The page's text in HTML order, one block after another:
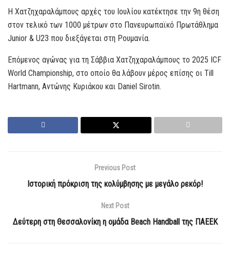
H Χατζηχαραλάμπους αρχές του Ιουλίου κατέκτησε την 9η θέση
στον τελικό των 1000 μέτρων στο Πανευρωπαϊκό Πρωτάθλημα
Junior & U23 που διεξάγεται στη Ρουμανία.
Επόμενος αγώνας για τη Σάββια Χατζηχαραλάμπους το 2025 ICF
World Championship, στο οποίο θα λάβουν μέρος επίσης οι Till
Hartmann, Αντώνης Κυριάκου και Daniel Sirotin.
Previous Post
Ιστορική πρόκριση της κολύμβησης με μεγάλο ρεκόρ!
Next Post
Δεύτερη στη Θεσσαλονίκη η ομάδα Beach Handball της ΠΑΕΕΚ